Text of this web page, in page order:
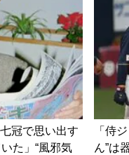
冠で思い出す
た」“風邪気
「侍
ん”は